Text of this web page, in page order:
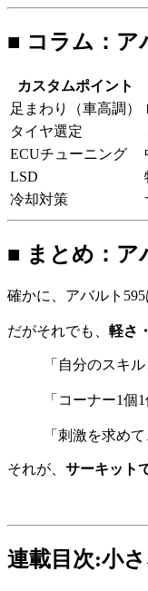
■ コラム：ア
カスタムポイント
足まわり（車高調）
タイヤ選定
ECUチューニング
LSD
冷却対策
■ まとめ：ア
確かに、アバルト
だがそれでも、 軽さ
「自分のスキ
「コーナー1個
「刺激を求め
それが、 サーキット
連載目次:小